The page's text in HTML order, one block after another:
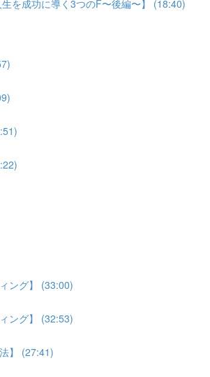
を成功に導く3つのF〜後編〜】 (18:40)
ング】 (33:00)
ング】 (32:53)
】 (27:41)